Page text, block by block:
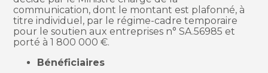
communication, dont le montant est plafonné, à
titre individuel, par le régime-cadre temporaire
pour le soutien aux entreprises n° SA.56985 et
porté à 1 800 000 €.
Bénéficiaires